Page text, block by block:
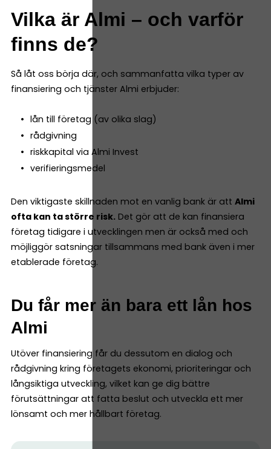
Vilka är Almi – och varför
finns de?
Så låt oss börja där, och sammanfatta vilka typer av
finansiering och tjänster Almi erbjuder:
lån till företag (av olika slag)
rådgivning
riskkapital via Almi Invest
verifieringsmedel
Den viktigaste skillnaden mot en vanlig bank är att Almi
ofta kan ta större risk. Det gör att de kan finansiera
företag tidigare i utvecklingen men är också med och
möjliggör satsningar tillsammans med bank även i mer
etablerade företag.
Du får mer än bara ett lån hos
Almi
Utöver finansiering får du dessutom en dialog och
rådgivning kring företagets ekonomi, prioriteringar och
långsiktiga utveckling, vilket kan ge dig bättre
förutsättningar att fatta beslut och utveckla ett mer
lönsamt och mer hållbart företag.